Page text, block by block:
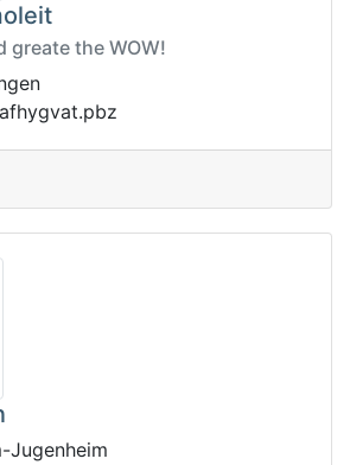
greate the WOW!
zbp.t
Jugenheim